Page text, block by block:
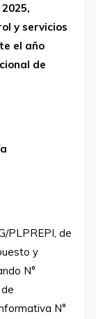
y servicios
el año
de
PLPREPI, de
y
N°
N°